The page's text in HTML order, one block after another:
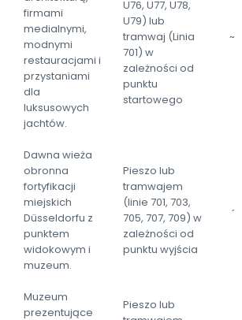
firmami
medialnymi,
modnymi
restauracjami i
przystaniami
dla
luksusowych
jachtów.
U76, U77, U78,
U79) lub
tramwaj (Linia
701) w
zależności od
punktu
startowego
Dawna wieża
obronna
fortyfikacji
miejskich
Düsseldorfu z
punktem
widokowym i
muzeum.
Pieszo lub
tramwajem
(linie 701, 703,
705, 707, 709) w
zależności od
punktu wyjścia
Muzeum
prezentujące
Pieszo lub